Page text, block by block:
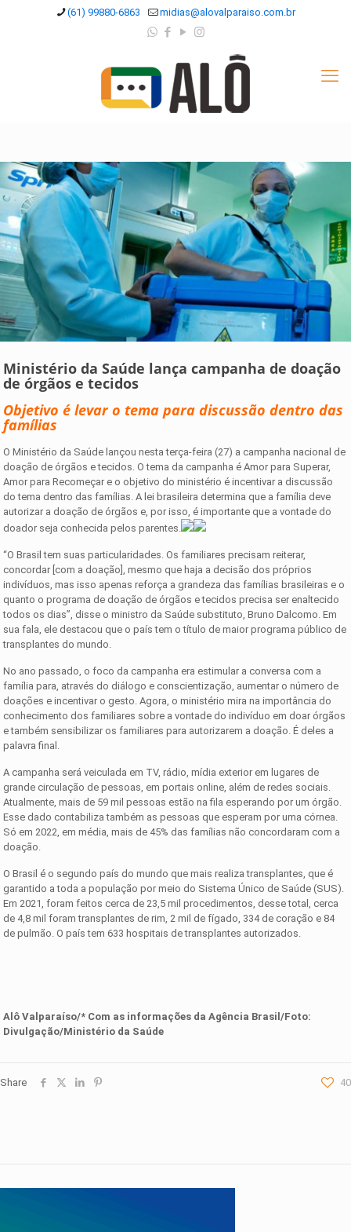
(61) 99880-6863 midias@alovalparaiso.com.br
Ministério da Saúde lança campanha de doação
de órgãos e tecidos
Objetivo é levar o tema para discussão dentro das
famílias
O Ministério da Saúde lançou nesta terça-feira (27) a campanha nacional de
doação de órgãos e tecidos. O tema da campanha é Amor para Superar,
Amor para Recomeçar e o objetivo do ministério é incentivar a discussão
do tema dentro das famílias. A lei brasileira determina que a família deve
autorizar a doação de órgãos e, por isso, é importante que a vontade do
doador seja conhecida pelos parentes.
“O Brasil tem suas particularidades. Os familiares precisam reiterar,
concordar [com a doação], mesmo que haja a decisão dos próprios
indivíduos, mas isso apenas reforça a grandeza das famílias brasileiras e o
quanto o programa de doação de órgãos e tecidos precisa ser enaltecido
todos os dias”, disse o ministro da Saúde substituto, Bruno Dalcomo. Em
sua fala, ele destacou que o país tem o título de maior programa público de
transplantes do mundo.
No ano passado, o foco da campanha era estimular a conversa com a
família para, através do diálogo e conscientização, aumentar o número de
doações e incentivar o gesto. Agora, o ministério mira na importância do
conhecimento dos familiares sobre a vontade do indivíduo em doar órgãos
e também sensibilizar os familiares para autorizarem a doação. É deles a
palavra final.
A campanha será veiculada em TV, rádio, mídia exterior em lugares de
grande circulação de pessoas, em portais online, além de redes sociais.
Atualmente, mais de 59 mil pessoas estão na fila esperando por um órgão.
Esse dado contabiliza também as pessoas que esperam por uma córnea.
Só em 2022, em média, mais de 45% das famílias não concordaram com a
doação.
O Brasil é o segundo país do mundo que mais realiza transplantes, que é
garantido a toda a população por meio do Sistema Único de Saúde (SUS).
Em 2021, foram feitos cerca de 23,5 mil procedimentos, desse total, cerca
de 4,8 mil foram transplantes de rim, 2 mil de fígado, 334 de coração e 84
de pulmão. O país tem 633 hospitais de transplantes autorizados.
Alô Valparaíso/* Com as informações da Agência Brasil/Foto:
Divulgação/Ministério da Saúde
Share 40